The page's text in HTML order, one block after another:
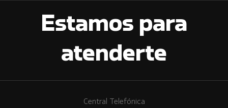
Estamos para
atenderte
Central Telefónica